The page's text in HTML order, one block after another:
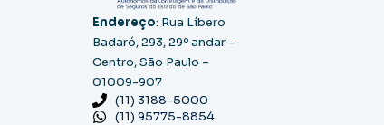
Endereço: Rua Líbero
Badaró, 293, 29º andar –
Centro, São Paulo –
01009-907
(11) 3188-5000
(11) 95775-8854